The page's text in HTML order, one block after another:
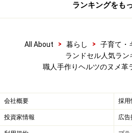
ランキングをも
All About > 暮らし > 子育て・
ランドセル人気ラン
職人手作りヘルツのヌメ革
会社概要 採用
投資家情報 広告